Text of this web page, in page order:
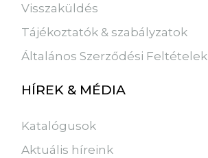
Visszaküldés
Tájékoztatók & szabályzatok
Általános Szerződési Feltételek
HÍREK & MÉDIA
Katalógusok
Aktuális híreink